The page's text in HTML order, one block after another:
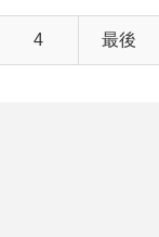
4 最後